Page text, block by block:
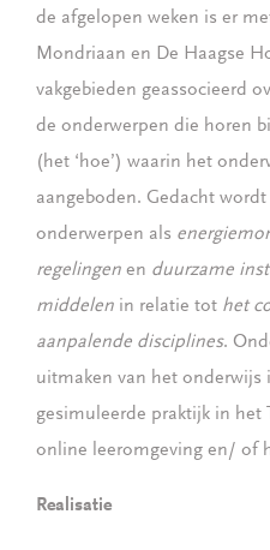
de afgelopen weken is er
Mondriaan en De Haagse
vakgebieden geassocieerd
de onderwerpen die horen
(het ‘hoe’) waarin het
aangeboden. Gedacht
onderwerpen als
regelingen en duurzame
middelen in relatie tot het
aanpalende disciplines.
uitmaken van het onderwijs
gesimuleerde praktijk in het
online leeromgeving en/ of
Realisatie